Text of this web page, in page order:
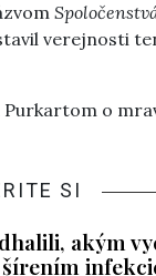
verejnosti
o
SI
akým